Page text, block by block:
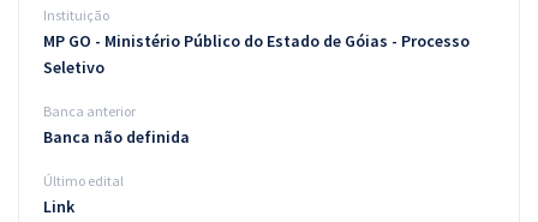
Aprovados
Instituição
MP GO - Ministério Público do Estado de Góias - Processo
Seletivo
Banca anterior
Banca não definida
Último edital
Link